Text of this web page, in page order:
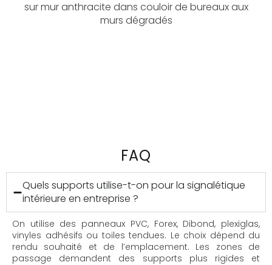
FAQ
Quels supports utilise-t-on pour la signalétique
intérieure en entreprise ?
On utilise des panneaux PVC, Forex, Dibond, plexiglas,
vinyles adhésifs ou toiles tendues. Le choix dépend du
rendu souhaité et de l’emplacement. Les zones de
passage demandent des supports plus rigides et